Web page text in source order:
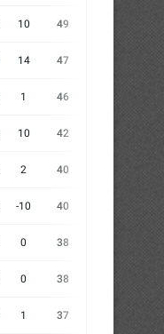
10 49
14 47
1 46
10 42
2 40
-10 40
0 38
0 38
1 37